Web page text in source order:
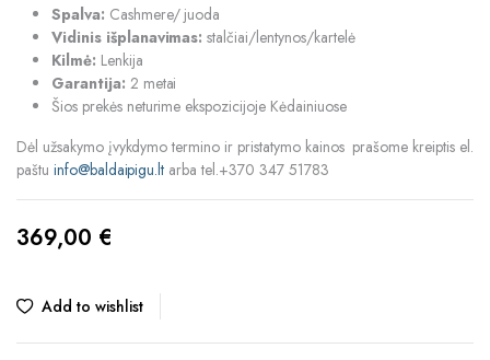
Spalva: Cashmere/ juoda
Vidinis išplanavimas: stalčiai/lentynos/kartelė
Kilmė: Lenkija
Garantija: 2 metai
Šios prekės neturime ekspozicijoje Kėdainiuose
Dėl užsakymo įvykdymo termino ir pristatymo kainos prašome kreiptis el.
paštu info@baldaipigu.lt arba tel.+370 347 51783
369,00 €
Add to wishlist